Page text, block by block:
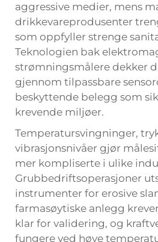
aggressive medier, mens
drikkevareprodusenter
som oppfyller strenge
Teknologien bak
strømningsmålere dekker
gjennom tilpassbare
beskyttende belegg som
krevende miljøer.
Temperatursvingninger,
vibrasjonsnivåer gjør
mer kompliserte i ulike
Grubbedriftsoperasjoner
instrumenter for erosive
farmasøytiske anlegg
klar for validering, og
fungere ved høye